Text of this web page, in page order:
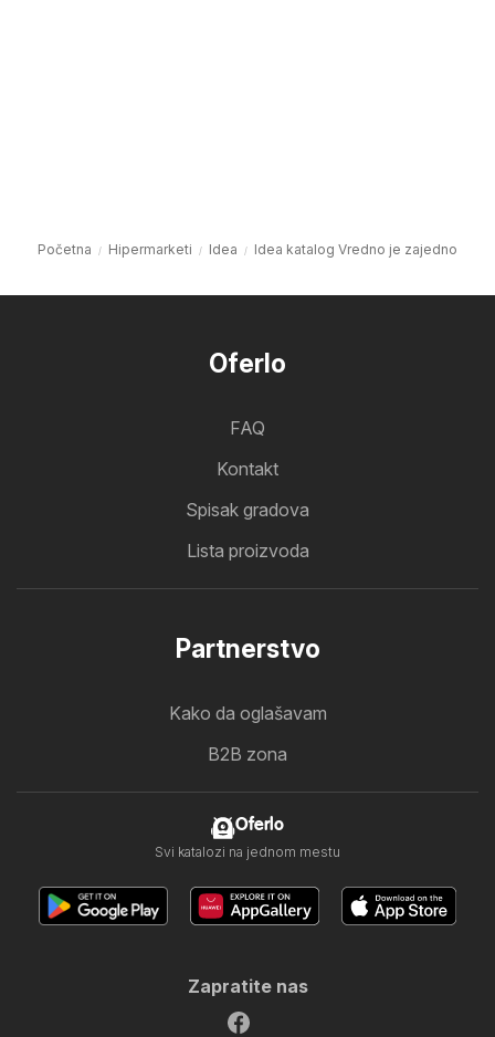
Početna Hipermarketi Idea Idea katalog Vredno je zajedno
Oferlo
FAQ
Kontakt
Spisak gradova
Lista proizvoda
Partnerstvo
Kako da oglašavam
B2B zona
Oferlo
Svi katalozi na jednom mestu
Zapratite nas